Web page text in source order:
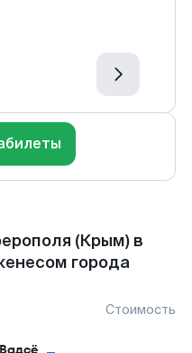
(Крым) в
города
Стоимость
Вадсё